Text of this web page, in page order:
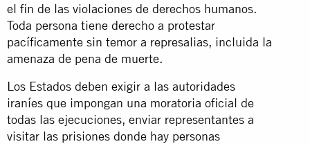
el fin de las violaciones de derechos humanos.
Toda persona tiene derecho a protestar
pacíficamente sin temor a represalias, incluida la
amenaza de pena de muerte.
Los Estados deben exigir a las autoridades
iraníes que impongan una moratoria oficial de
todas las ejecuciones, enviar representantes a
visitar las prisiones donde hay personas